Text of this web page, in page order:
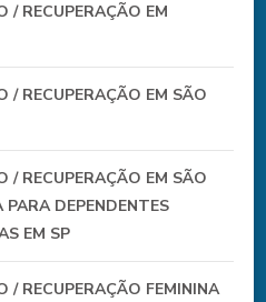
/ RECUPERAÇÃO EM
/ RECUPERAÇÃO EM SÃO
/ RECUPERAÇÃO EM SÃO
DEPENDENTES
EM SP
/ RECUPERAÇÃO FEMININA